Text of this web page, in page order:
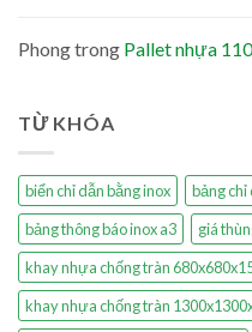
Phongtrong Pallet nhựa
TỪ KHÓA
biển chỉ dẫn bằng inox
bảng chỉ
bảng thông báo inox a3
giá
khay nhựa chống tràn
khay nhựa chống tràn